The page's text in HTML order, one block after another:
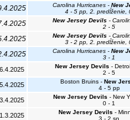
Carolina Hurricanes - New
4 - 5 pp, 2. predĺženie,
New Jersey Devils -
2 - 5
New Jersey Devils -
3 - 2 pp, 2. predĺženie,
Carolina Hurricanes - New
3 - 1
New Jersey Devils -
2 - 5
Boston Bruins - New
4 - 5 pp
New Jersey Devils - New
0 - 1
New Jersey Devils -
3 - 2 sn